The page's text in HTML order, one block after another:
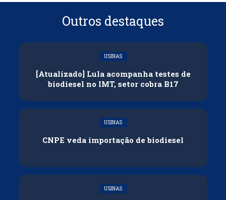
Outros destaques
USINAS
[Atualizado] Lula acompanha testes de
biodiesel no IMT, setor cobra B17
USINAS
CNPE veda importação de biodiesel
USINAS